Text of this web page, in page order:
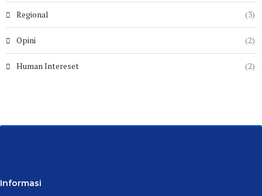
Regional (3)
Opini (2)
Human Intereset (2)
Informasi